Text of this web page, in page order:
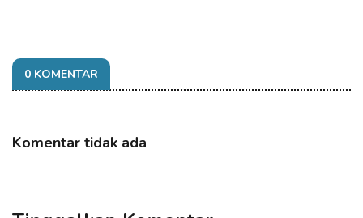
0 KOMENTAR
Komentar tidak ada